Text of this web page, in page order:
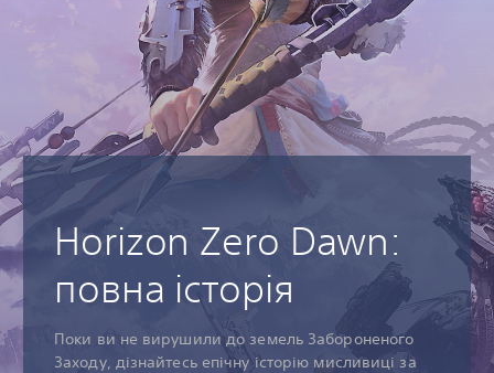
Horizon Zero Dawn:
повна історія
Поки ви не вирушили до земель Забороненого
Заходу, дізнайтесь епічну історію мисливиці за